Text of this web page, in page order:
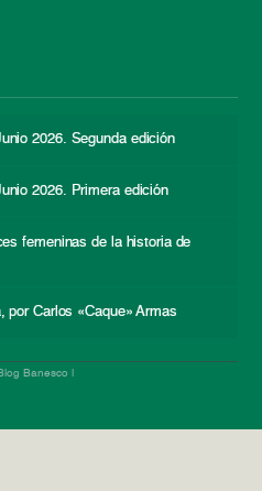
2026. Segunda edición
2026. Primera edición
femeninas de la historia de
por Carlos «Caque» Armas
Banesco |